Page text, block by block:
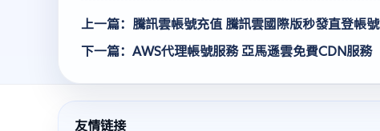
上一篇：騰訊雲帳號充值 騰訊雲國際版秒發直登帳號
下一篇：AWS代理帳號服務 亞馬遜雲免費CDN服務
友情链接